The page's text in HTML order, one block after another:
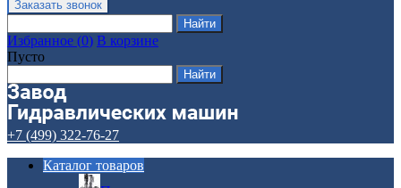
Избранное (0) В корзине
Пусто
+7 (499) 322-76-27
Каталог товаров